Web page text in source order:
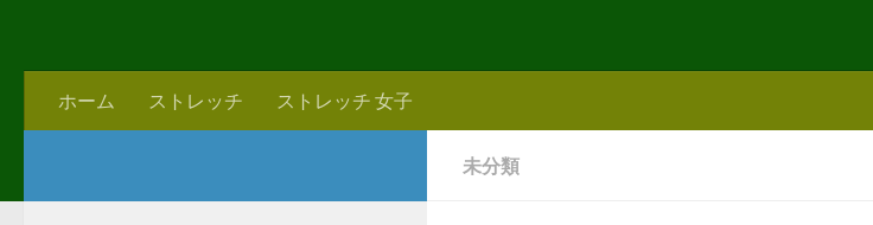
ホーム ストレッチ ストレッチ 女子
未分類